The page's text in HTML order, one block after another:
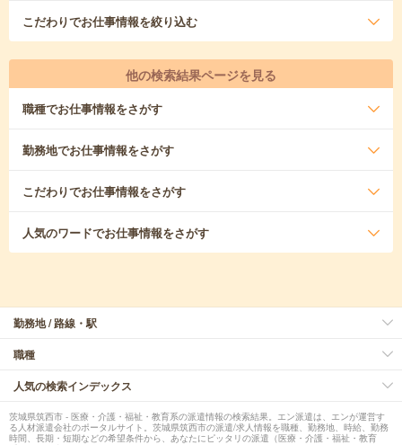
こだわりでお仕事情報を絞り込む
他の検索結果ページを見る
職種でお仕事情報をさがす
勤務地でお仕事情報をさがす
こだわりでお仕事情報をさがす
人気のワードでお仕事情報をさがす
勤務地 / 路線・駅
職種
人気の検索インデックス
茨城県筑西市 - 医療・介護・福祉・教育系の派遣情報の検索結果。エン派遣は、エンが運営す
る人材派遣会社のポータルサイト。茨城県筑西市の派遣/求人情報を職種、勤務地、時給、勤務
時間、長期・短期などの希望条件から、あなたにピッタリの派遣（医療・介護・福祉・教育